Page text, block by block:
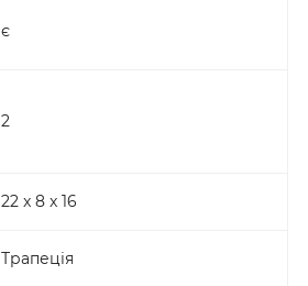
є
2
22 x 8 x 16
Трапеція